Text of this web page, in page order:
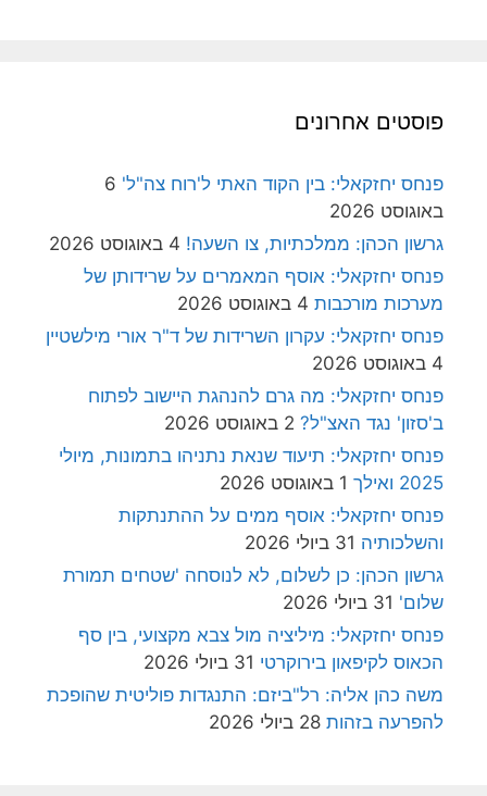
פוסטים אחרונים
פנחס יחזקאלי: בין הקוד האתי ל'רוח צה"ל' 6
באוגוסט 2026
גרשון הכהן: ממלכתיות, צו השעה! 4 באוגוסט 2026
פנחס יחזקאלי: אוסף המאמרים על שרידותן של
מערכות מורכבות 4 באוגוסט 2026
פנחס יחזקאלי: עקרון השרידות של ד"ר אורי מילשטיין
4 באוגוסט 2026
פנחס יחזקאלי: מה גרם להנהגת היישוב לפתוח
ב'סזון' נגד האצ"ל? 2 באוגוסט 2026
פנחס יחזקאלי: תיעוד שנאת נתניהו בתמונות, מיולי
2025 ואילך
1 באוגוסט 2026
פנחס יחזקאלי: אוסף ממים על ההתנתקות
והשלכותיה 31 ביולי 2026
גרשון הכהן: כן לשלום, לא לנוסחה 'שטחים תמורת
שלום' 31 ביולי 2026
פנחס יחזקאלי: מיליציה מול צבא מקצועי, בין סף
הכאוס לקיפאון בירוקרטי 31 ביולי 2026
משה כהן אליה: רל"ביזם: התנגדות פוליטית שהופכת
להפרעה בזהות 28 ביולי 2026